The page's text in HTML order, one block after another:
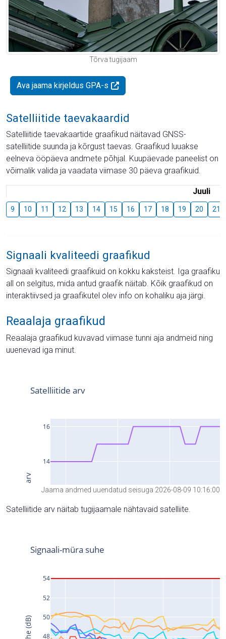
Tõrva tugijaam
Ava jaama kirjeldus GPA-s
Satelliitide taevakaardid
Satelliitide taevakaartide graafikud näitavad GNSS-
satelliitide suunda ja kõrgust taevas. Graafikud luuakse
eelneva ööpäeva andmete põhjal. Kuupäevade paneelist on
võimalik valida ja vaadata viimase 30 päeva graafikuid.
Juuli
9 10 11 12 13 14 15 16 17 18 19 20 21
Signaali kvaliteedi graafikud
Signaali kvaliteedi graafikuid on kokku kaksteist. Iga graafiku
all on selgitus, mida antud graafik näitab. Kõik graafikud on
interaktiivsed ja graafikutel olev info on kohaliku aja järgi.
Reaalaja graafikud
Reaalaja graafikud kuvavad viimase tunni aja andmeid ning
uuenevad iga minut.
Jaama andmed uuendatud seisuga 2026-08-09 10:16:00
Satelliitide arv näitab tugijaamale nähtavaid satelliite.